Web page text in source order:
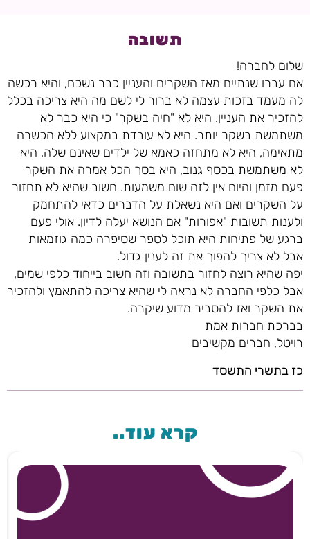
תשובה
שלום לחברה!
אם עברו שנתיים מאז השקרים והעניין כבר נשכח, והיא רכשה
לה מעמד בזכות עצמה לא ברור לי לשם מה היא צריכה בכלל
להזכיר את העניין. היא לא "חיה בשקר" כי היא כבר לא
משתמשת בשקר יותר. היא לא עובדת במקצוע ללא הכשרה
מתאימה, היא לא מתחזה כאמא של ילדים שאינם שלה, היא
לא משתמשת בכסף גנוב, היא בסך הכל אמרה את השקר
פעם מזמן והיום אין לזה שום משמעות. חשוב שהיא לא תחזור
על השקרים ואם היא נשאלת על הדברים כדאי להתחמק
ולענות תשובות "אפורות" אם הנושא יעלה לדיון. אולי פעם
ברגע של פתיחות היא תוכל לספר שסיפרה כמה גוזמאות
אבל לא צריך להפוך את זה לענין גדול.
יפה שהיא רוצה לחזור בתשובה וזה חשוב בייחוד כלפי שמים,
אבל כלפי החברה לא נראה לי שהיא צריכה להתאמץ ולהזכיר
את השקר ואז להסביר מדוע שיקרה.
בברכת חברות אמת
רויטל, חברים מקשיבים
כז בתשרי התשסד
קרא עוד..